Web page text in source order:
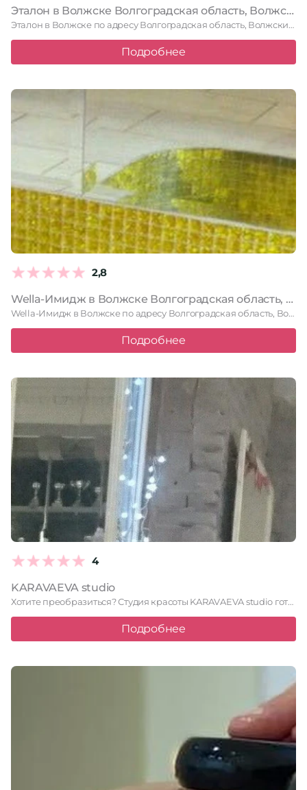
Эталон в Волжске Волгоградская область, Волжский, Карбышева, 56а, 1 этаж
Эталон в Волжске по адресу Волгоградская область, Волжский, Карбышева, 56а, …
Подробнее
2,8
Wella-Имидж в Волжске Волгоградская область, Волжский, Оломоуцкая, 31, 1 этаж
Wella-Имидж в Волжске по адресу Волгоградская область, Волжский, Оломоуцкая, 31, …
Подробнее
4
KARAVAEVA studio
Хотите преобразиться? Студия красоты KARAVAEVA studio готова помочь! В ее …
Подробнее